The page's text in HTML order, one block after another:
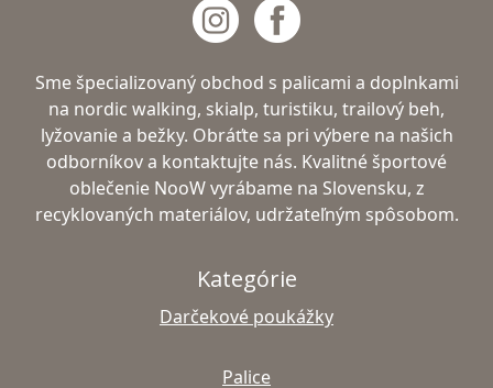
Sme špecializovaný obchod s palicami a doplnkami
na nordic walking, skialp, turistiku, trailový beh,
lyžovanie a bežky. Obráťte sa pri výbere na našich
odborníkov a kontaktujte nás. Kvalitné športové
oblečenie NooW vyrábame na Slovensku, z
recyklovaných materiálov, udržateľným spôsobom.
Kategórie
Darčekové poukážky
Palice